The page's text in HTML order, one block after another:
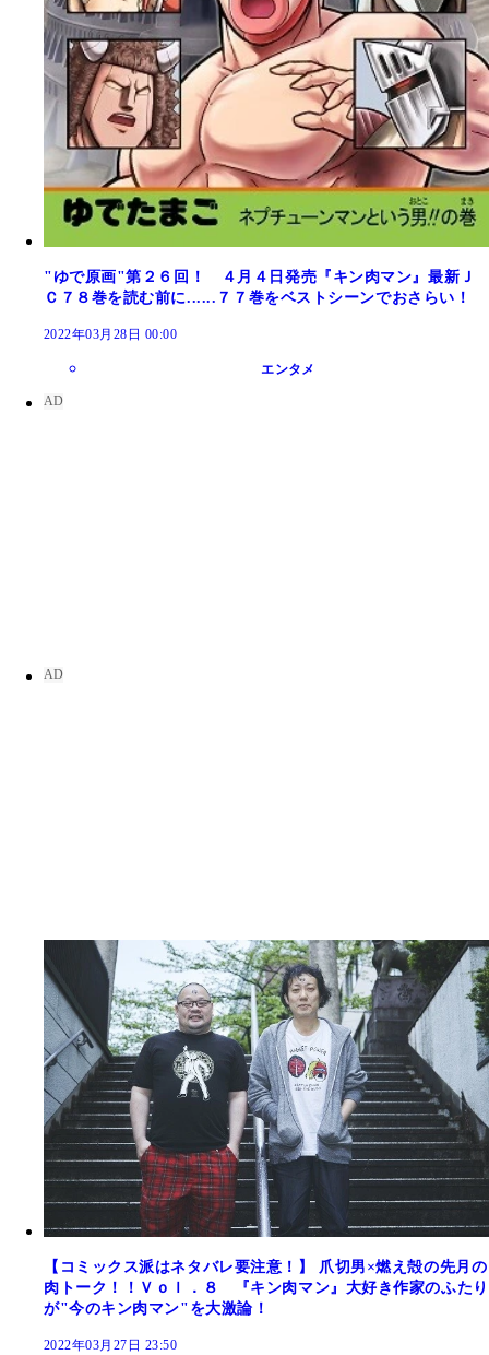
"ゆで原画"第２６回！ ４月４日発売『キン肉マン』最新Ｊ
Ｃ７８巻を読む前に......７７巻をベストシーンでおさらい！
2022年03月28日 00:00
エンタメ
【コミックス派はネタバレ要注意！】 爪切男×燃え殻の先月の
肉トーク！！Ｖｏｌ．８ 『キン肉マン』大好き作家のふたり
が"今のキン肉マン"を大激論！
2022年03月27日 23:50